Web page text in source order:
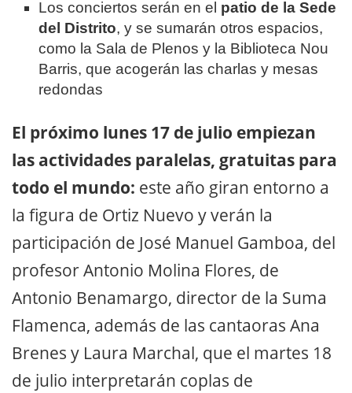
Los conciertos serán en el patio de la Sede
del Distrito, y se sumarán otros espacios,
como la Sala de Plenos y la Biblioteca Nou
Barris, que acogerán las charlas y mesas
redondas
El próximo lunes 17 de julio empiezan
las actividades paralelas, gratuitas para
todo el mundo: este año giran entorno a
la figura de Ortiz Nuevo y verán la
participación de José Manuel Gamboa, del
profesor Antonio Molina Flores, de
Antonio Benamargo, director de la Suma
Flamenca, además de las cantaoras Ana
Brenes y Laura Marchal, que el martes 18
de julio interpretarán coplas de